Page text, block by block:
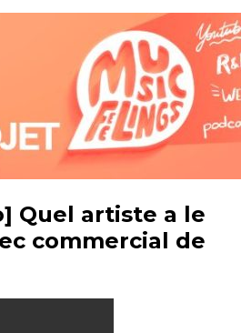
Quel artiste a le
commercial de